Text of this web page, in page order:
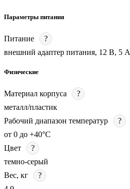
Параметры питания
Питание
?
внешний адаптер питания, 12 В, 5 А
Физические
Материал корпуса
?
металл/пластик
Рабочий диапазон температур
?
от 0 до +40°С
Цвет
?
темно-серый
Вес, кг
?